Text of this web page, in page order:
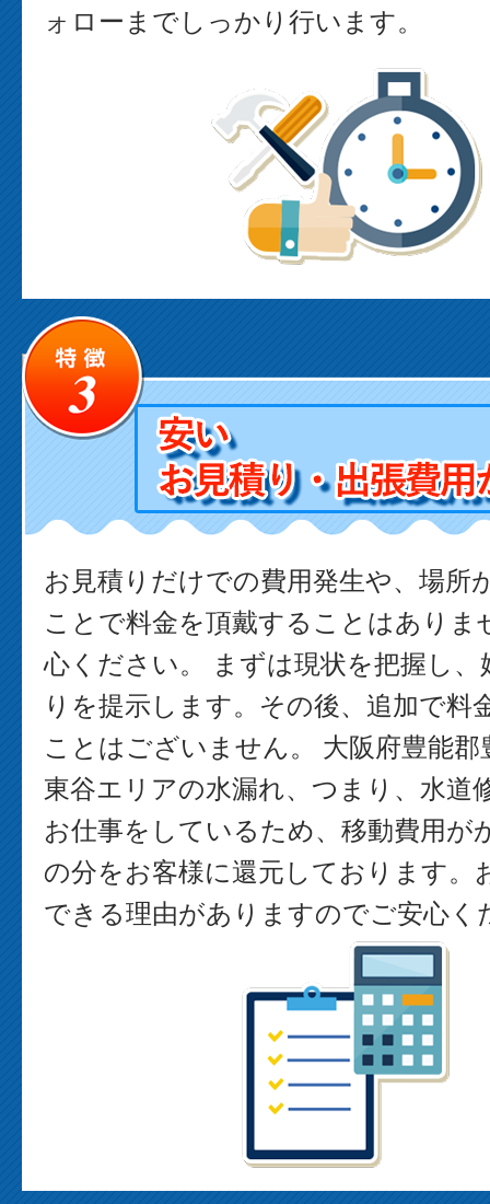
ォローまでしっかり行います。
お見積りだけでの費用発生や、場所
ことで料金を頂戴することはありま
心ください。 まずは現状を把握し
りを提示します。その後、追加で料
ことはございません。 大阪府豊能郡
東谷エリアの水漏れ、つまり、水道
お仕事をしているため、移動費用が
の分をお客様に還元しております。
できる理由がありますのでご安心く